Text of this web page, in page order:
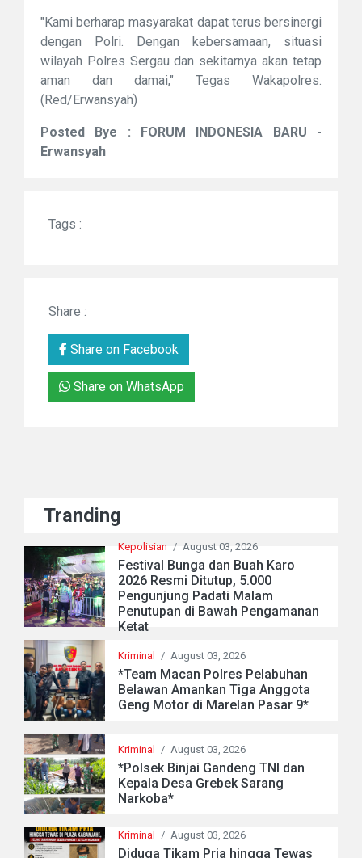
"Kami berharap masyarakat dapat terus bersinergi
dengan Polri. Dengan kebersamaan, situasi
wilayah Polres Sergau dan sekitarnya akan tetap
aman dan damai," Tegas Wakapolres.
(Red/Erwansyah)
Posted Bye : FORUM INDONESIA BARU -
Erwansyah
Tags :
Share :
Share on Facebook
Share on WhatsApp
Tranding
Kepolisian / August 03, 2026
Festival Bunga dan Buah Karo
2026 Resmi Ditutup, 5.000
Pengunjung Padati Malam
Penutupan di Bawah Pengamanan
Ketat
Kriminal / August 03, 2026
*Team Macan Polres Pelabuhan
Belawan Amankan Tiga Anggota
Geng Motor di Marelan Pasar 9*
Kriminal / August 03, 2026
*Polsek Binjai Gandeng TNI dan
Kepala Desa Grebek Sarang
Narkoba*
Kriminal / August 03, 2026
Diduga Tikam Pria hingga Tewas